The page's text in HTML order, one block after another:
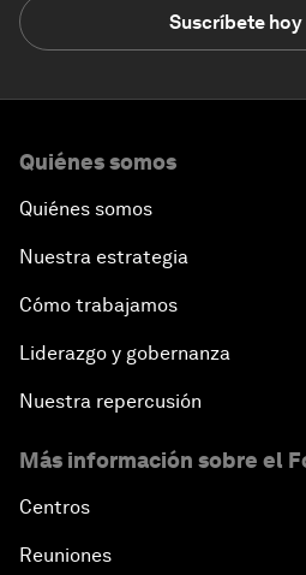
Suscríbete hoy
Quiénes somos
Quiénes somos
Nuestra estrategia
Cómo trabajamos
Liderazgo y gobernanza
Nuestra repercusión
Más información sobre el
Centros
Reuniones